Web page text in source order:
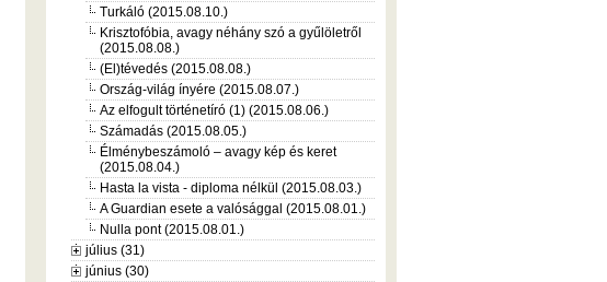
Turkáló (2015.08.10.)
Krisztofóbia, avagy néhány szó a gyűlöletről
(2015.08.08.)
(El)tévedés (2015.08.08.)
Ország-világ ínyére (2015.08.07.)
Az elfogult történetíró (1) (2015.08.06.)
Számadás (2015.08.05.)
Élménybeszámoló – avagy kép és keret
(2015.08.04.)
Hasta la vista - diploma nélkül (2015.08.03.)
A Guardian esete a valósággal (2015.08.01.)
Nulla pont (2015.08.01.)
július (31)
június (30)